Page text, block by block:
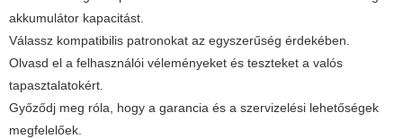
akkumulátor kapacitást.
Válassz kompatibilis patronokat az egyszerűség érdekében.
Olvasd el a felhasználói véleményeket és teszteket a valós
tapasztalatokért.
Győződj meg róla, hogy a garancia és a szervizelési lehetőségek
megfelelőek.